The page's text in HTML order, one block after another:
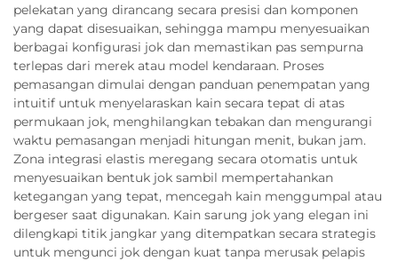
pelekatan yang dirancang secara presisi dan komponen
yang dapat disesuaikan, sehingga mampu menyesuaikan
berbagai konfigurasi jok dan memastikan pas sempurna
terlepas dari merek atau model kendaraan. Proses
pemasangan dimulai dengan panduan penempatan yang
intuitif untuk menyelaraskan kain secara tepat di atas
permukaan jok, menghilangkan tebakan dan mengurangi
waktu pemasangan menjadi hitungan menit, bukan jam.
Zona integrasi elastis meregang secara otomatis untuk
menyesuaikan bentuk jok sambil mempertahankan
ketegangan yang tepat, mencegah kain menggumpal atau
bergeser saat digunakan. Kain sarung jok yang elegan ini
dilengkapi titik jangkar yang ditempatkan secara strategis
untuk mengunci jok dengan kuat tanpa merusak pelapis